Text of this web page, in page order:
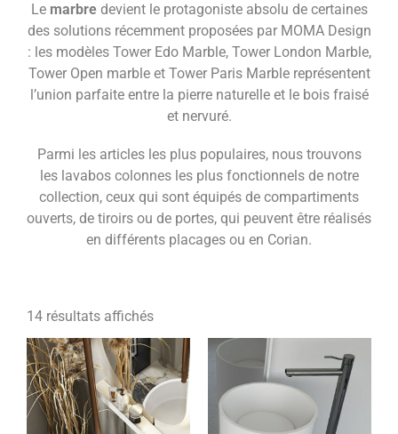
Le marbredevient le protagoniste absolu de certaines
des solutions récemment proposées par MOMA Design
: les modèles Tower Edo Marble, Tower London Marble,
Tower Open marble et Tower Paris Marble représentent
l’union parfaite entre la pierre naturelle et le bois fraisé
et nervuré.
Parmi les articles les plus populaires, nous trouvons
les lavabos colonnes les plus fonctionnels de notre
collection, ceux qui sont équipés de compartiments
ouverts, de tiroirs ou de portes, qui peuvent être réalisés
en différents placages ou en Corian.
14 résultats affichés